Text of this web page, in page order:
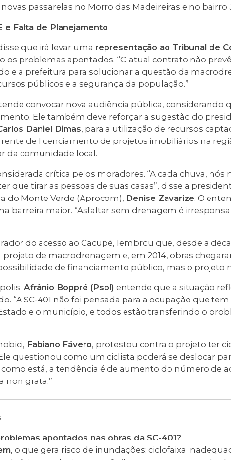
novas passarelas no Morro das Madeireiras e no bairro
e Falta de Planejamento
que irá levar uma representação ao Tribunal de
os problemas apontados. “O atual contrato não
e a prefeitura para solucionar a questão da
públicos e a segurança da população.”
convocar nova audiência pública, considerando
Ele também deve reforçar a sugestão do
Daniel Dimas, para a utilização de recursos
de licenciamento de projetos imobiliários na
da comunidade local.
crítica pelos moradores. “A cada chuva, nós
que tirar as pessoas de suas casas”, disse a
do Monte Verde (Aprocom), Denise Zavarize. O
barreira maior. “Asfaltar sem drenagem é
do acesso ao Cacupé, lembrou que, desde a
de macrodrenagem e, em 2014, obras
de financiamento público, mas o projeto
Afrânio Boppré (Psol) entende que a situação
“A SC-401 não foi pensada para a ocupação que tem
e o município, e todos estão transferindo o
Fabiano Fávero, protestou contra o projeto ter
questionou como um ciclista poderá se deslocar
está, a tendência é de aumento do número de
non grata.”
apontados nas obras da SC-401?
, o que gera risco de inundações; ciclofaixa